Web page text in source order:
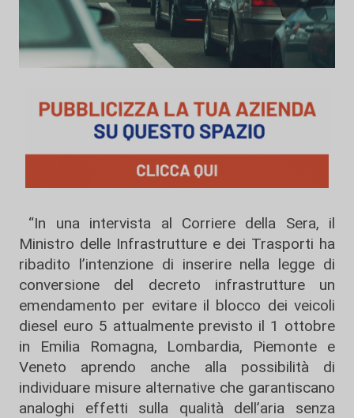
“In una intervista al Corriere della Sera, il
Ministro delle Infrastrutture e dei Trasporti ha
ribadito l’intenzione di inserire nella legge di
conversione del decreto infrastrutture un
emendamento per evitare il blocco dei veicoli
diesel euro 5 attualmente previsto il 1 ottobre
in Emilia Romagna, Lombardia, Piemonte e
Veneto aprendo anche alla possibilità di
individuare misure alternative che garantiscano
analoghi effetti sulla qualità dell’aria senza